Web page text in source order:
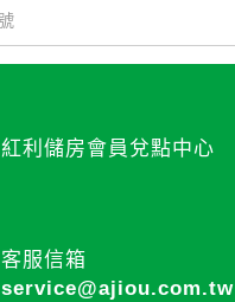
紅利儲房會員兌點中心
客服信箱
service@ajiou.com.tw